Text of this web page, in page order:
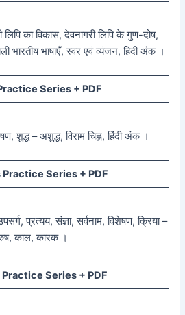
लिपि का विकास, देवनागरी लिपि के गुण-दोष,
भारतीय भाषाएँ, स्वर एवं व्यंजन, हिंदी अंक ।
Series + PDF
शुद्ध – अशुद्ध, विराम चिह्न, हिंदी अंक ।
Practice Series + PDF
प्रत्यय, संज्ञा, सर्वनाम, विशेषण, क्रिया –
काल, कारक ।
Series + PDF